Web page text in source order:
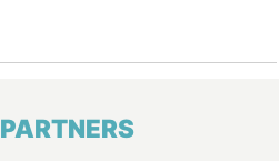
PARTNERS